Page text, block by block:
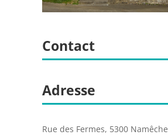
Contact
Adresse
Rue des Fermes, 5300 Namêche